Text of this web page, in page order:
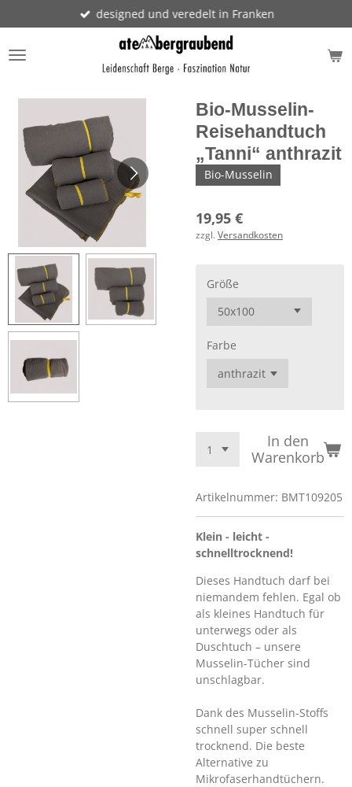
Hauptinhalt
springen
designed und veredelt in Franken
Bio-Musselin-
Reisehandtuch
„Tanni“ anthrazit
Bio-Musselin
19,95 €
zzgl. Versandkosten
Größe
Farbe
In den
Warenkorb
Artikelnummer: BMT109205
Klein - leicht -
schnelltrocknend!
Dieses Handtuch darf bei
niemandem fehlen. Egal ob
als kleines Handtuch für
unterwegs oder als
Duschtuch – unsere
Musselin-Tücher sind
unschlagbar.
Dank des Musselin-Stoffs
schnell super schnell
trocknend. Die beste
Alternative zu
Mikrofaserhandtüchern.